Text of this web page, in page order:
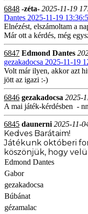
6848 -zéta- 2025-11-19
Dantes 2025-11-19
Elnézést, elszámoltam a
Már ott a kérdés, még
6847 Edmond Dantes
gezakadocsa 2025-11-19
Volt már ilyen, akkor azt
jött az igazi :-)
6846 gezakadocsa 2025-
A mai játék-kérdésben -
6845 daunerni 2025-11-
Kedves Barátaim!
Játékunk októberi
köszönjük, hogy
Edmond Dantes
Gabor
gezakadocsa
Búbánat
gézamalac